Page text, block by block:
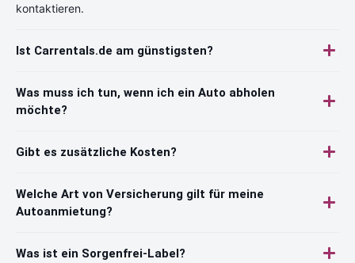
kontaktieren.
Ist Carrentals.de am günstigsten?
Was muss ich tun, wenn ich ein Auto abholen
möchte?
Gibt es zusätzliche Kosten?
Welche Art von Versicherung gilt für meine
Autoanmietung?
Was ist ein Sorgenfrei-Label?